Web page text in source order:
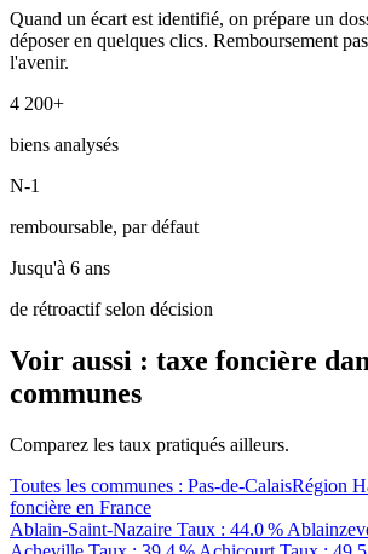
Quand un écart est identifié, on prépare un
déposer en quelques clics. Remboursement
l'avenir.
4 200+
biens analysés
N-1
remboursable, par défaut
Jusqu'à 6 ans
de rétroactif selon décision
Voir aussi : taxe foncière
communes
Comparez les taux pratiqués ailleurs.
Toutes les communes : Pas-de-CalaisRégion
foncière en France
Ablain-Saint-Nazaire Taux : 44.0 %